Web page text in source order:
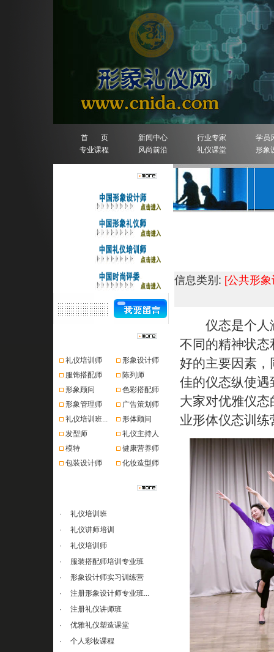
首 页 新闻中心 行业专家
学员
专业课程
风尚前沿 礼仪课堂 形象
礼仪培训师
形象设计师
服饰搭配师
陈列师
形象顾问
色彩搭配师
形象管理师
广告策划师
礼仪培训班...
形体顾问
发型师
礼仪主持人
模特
健康营养师
包装设计师
化妆造型师
·
礼仪培训班
·
礼仪讲师培训
·
礼仪培训师
·
服装搭配师培训专业班
·
形象设计师实习训练营
·
注册形象设计师专业班...
·
注册礼仪讲师班
·
优雅礼仪塑造课堂
·
个人彩妆课程
信息类别: [公共形
仪态是个人涵
不同的精神状
好的主要因素
佳的仪态纵使
大家对优雅仪
业形体仪态训